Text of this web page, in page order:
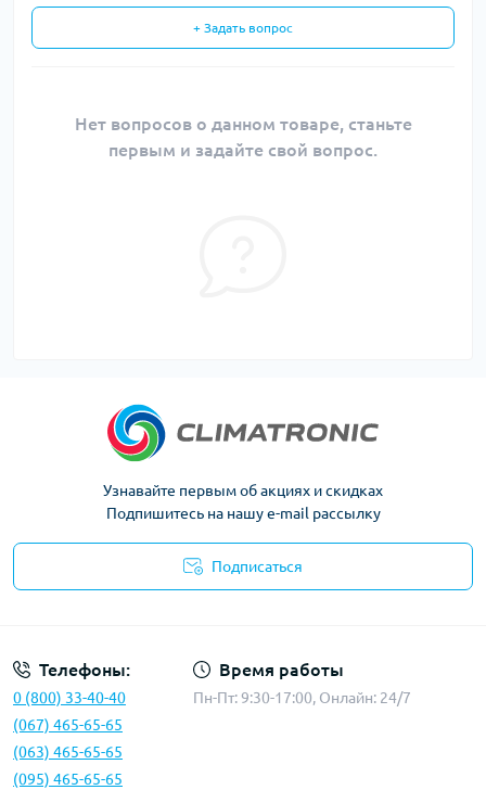
+ Задать вопрос
Нет вопросов о данном товаре, станьте
первым и задайте свой вопрос.
Узнавайте первым об акциях и скидках
Подпишитесь на нашу e-mail рассылку
Подписаться
Телефоны:
0 (800) 33-40-40
(067) 465-65-65
(063) 465-65-65
(095) 465-65-65
Время работы
Пн-Пт: 9:30-17:00, Онлайн: 24/7